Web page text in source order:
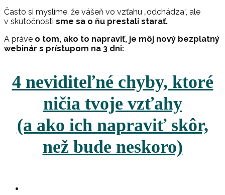
Často si myslíme, že vášeň vo vzťahu „odchádza“, ale
v skutočnosti sme sa o ňu prestali starať.
A práve o tom, ako to napraviť, je môj nový bezplatný
webinár s prístupom na 3 dni:
4 neviditeľné chyby, ktoré
ničia tvoje vzťahy
(a ako ich napraviť skôr,
než bude neskoro)